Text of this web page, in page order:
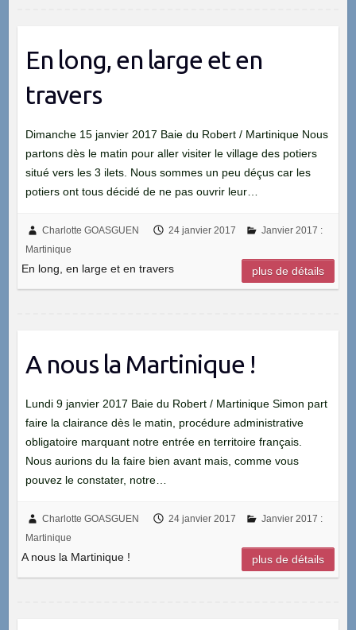
En long, en large et en
travers
Dimanche 15 janvier 2017 Baie du Robert / Martinique Nous
partons dès le matin pour aller visiter le village des potiers
situé vers les 3 ilets. Nous sommes un peu déçus car les
potiers ont tous décidé de ne pas ouvrir leur…
Charlotte GOASGUEN 24 janvier 2017
Janvier 2017 :
Martinique
En long, en large et en travers plus de détails
A nous la Martinique !
Lundi 9 janvier 2017 Baie du Robert / Martinique ‪Simon part
faire la clairance dès le matin, procédure administrative
obligatoire marquant notre entrée en territoire français.
Nous aurions du la faire bien avant mais, comme vous
pouvez le constater, notre…
Charlotte GOASGUEN 24 janvier 2017
Janvier 2017 :
Martinique
A nous la Martinique ! plus de détails